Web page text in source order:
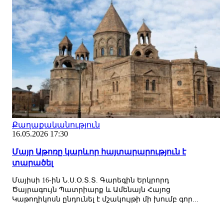
Քաղաքականություն
16.05.2026 17:30
Մայր Աթոռը կարևոր հայտարարություն է
տարածել
Մայիսի 16-ին Ն.Ս.Օ.Տ.Տ. Գարեգին Երկրորդ
Ծայրագույն Պատրիարք և Ամենայն Հայոց
Կաթողիկոսն ընդունել է մշակույթի մի խումբ գոր...